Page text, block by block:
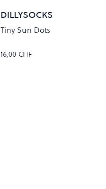
DILLYSOCKS
Tiny Sun Dots
16,00 CHF